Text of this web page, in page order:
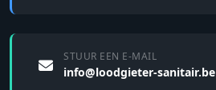
STUUR EEN E-MAIL
info@loodgieter-sanitair.be